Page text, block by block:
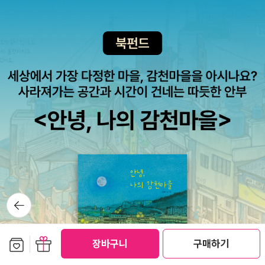
장바구니 구매하기
은 그동안 필독으로 활용해보진 않았다. 이미 읽은 아이들이 많은 것
일드의 그림과 함께 나온 책을 발견하고(오른쪽) 반가워했는데, 지금
은 품절상태다. 시공주니어문고판 왼쪽도 좋지만, 오른쪽을 아이들이
더 좋아할 것 같은데.... 품절이 오래된 걸 보니 곧 절판되려나? 아쉽
다.....난 어렸을 때 이 작품을 <말괄량이 삐삐>라는 TV 드라마로 접
했다. 위의 계몽사전집을 기억하시는 분들은 이 주제가 또한 기억하
실 것이다. '귀여운 괄량이 삐삐~ 어제도 말썽 그제도 말썽 오늘은 어
떤 일을 할까요~'책과 함께 이 옛날 고래짝 드라마를 보여 주면 아이
들이 좋아하지 않을까? 라는 생각에 파일을 구하느라 힘들었는데, 이
런 바보! 유튜브에도 다 있었다.https://www.youtube.com/wat
ch?v=AoqvlHw4UkI지금 보니 자막이면 참 좋겠다는 생각이 든다.
성우들의 연기는 휼륭하시지만 지금 보니 옛날 더빙은 참 촌스럽게
적었다. 선생님이 돌아가신 걸 알게 된 날. 베개랑 이불이 흠뻑 젖을
만큼 울었어요. 선생님께 드릴 편지로 공책 한 권을 가득 채웠는데, 선
생님께 옮긴이가 될 거라고 꼭 말하고 싶었는데. <나비를 잡는 아버
지>를 스웨덴 말로 옮겨 드리고 싶었는데. 선생님께 꼭 한 번 안겨 보
고 싶었는데...... 가만히 있다가도 그런 생각을 하면 슬픔이 목까지 차
오른 것 같아요. (171쪽) <나의 린드그렌 선생님께> 작품 속에는 그
러게 언니가 갖고 있는 린드그렌 선생님 책 서른일곱 권 목록이 나온
다.지금은 그때보다 더 많은 책이 번역되어 나왔는지 42권이나 검색
된다. 우리집에는 이 중에 몇 권 있고...
린드그렌 선생님 책을 많이 읽지 못했고, 유은실 작가의 책은 네 권 밖
에 못 읽었지만 모두 좋았다.2010년 12월 8일, 광주대 초청강연에서
유은실 작가를 만나 사인도 받고 사진도 찍었다.그때 스웨덴에서 담
아온 아스트리드 린드그렌에 관한 사진을 보여 주었더랬다. <
만국기 소년>에 실린 아홉 편의 단편 중 '내 이름은 백석' 최고다. 이
뒤로가
기